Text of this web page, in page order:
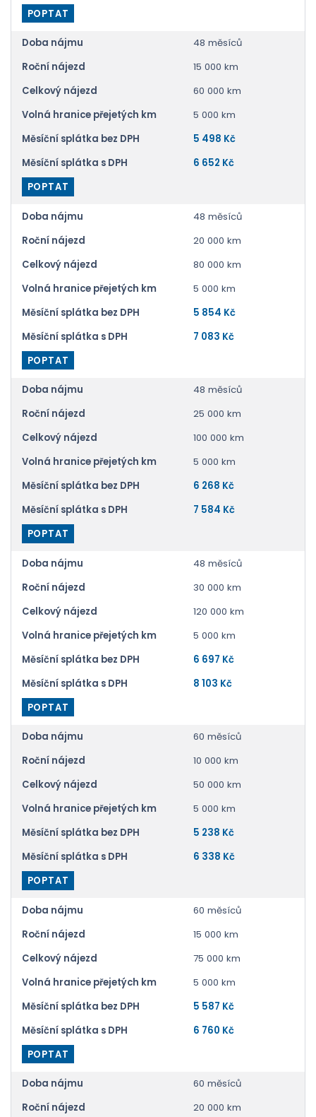
POPTAT
Doba nájmu
48 měsíců
Roční nájezd
15 000 km
Celkový nájezd
60 000 km
Volná hranice přejetých km
5 000 km
Měsíční splátka bez DPH
5 498 Kč
Měsíční splátka s DPH
6 652 Kč
POPTAT
Doba nájmu
48 měsíců
Roční nájezd
20 000 km
Celkový nájezd
80 000 km
Volná hranice přejetých km
5 000 km
Měsíční splátka bez DPH
5 854 Kč
Měsíční splátka s DPH
7 083 Kč
POPTAT
Doba nájmu
48 měsíců
Roční nájezd
25 000 km
Celkový nájezd
100 000 km
Volná hranice přejetých km
5 000 km
Měsíční splátka bez DPH
6 268 Kč
Měsíční splátka s DPH
7 584 Kč
POPTAT
Doba nájmu
48 měsíců
Roční nájezd
30 000 km
Celkový nájezd
120 000 km
Volná hranice přejetých km
5 000 km
Měsíční splátka bez DPH
6 697 Kč
Měsíční splátka s DPH
8 103 Kč
POPTAT
Doba nájmu
60 měsíců
Roční nájezd
10 000 km
Celkový nájezd
50 000 km
Volná hranice přejetých km
5 000 km
Měsíční splátka bez DPH
5 238 Kč
Měsíční splátka s DPH
6 338 Kč
POPTAT
Doba nájmu
60 měsíců
Roční nájezd
15 000 km
Celkový nájezd
75 000 km
Volná hranice přejetých km
5 000 km
Měsíční splátka bez DPH
5 587 Kč
Měsíční splátka s DPH
6 760 Kč
POPTAT
Doba nájmu
60 měsíců
Roční nájezd
20 000 km